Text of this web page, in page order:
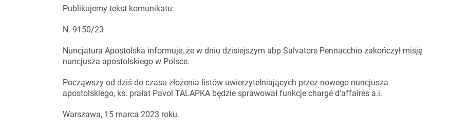
Publikujemy tekst komunikatu:
N. 9150/23
Nuncjatura Apostolska informuje, że w dniu dzisiejszym abp Salvatore Pennacchio zakończył misję
nuncjusza apostolskiego w Polsce.
Począwszy od dziś do czasu złożenia listów uwierzytelniających przez nowego nuncjusza
apostolskiego, ks. prałat Pavol TALAPKA będzie sprawował funkcje chargé d’affaires a.i.
Warszawa, 15 marca 2023 roku.